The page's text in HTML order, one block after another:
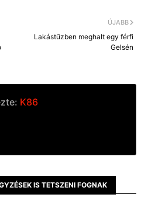
ÚJABB
Lakástűzben meghalt egy férfi
Gelsén
K86
IS TETSZENI FOGNAK